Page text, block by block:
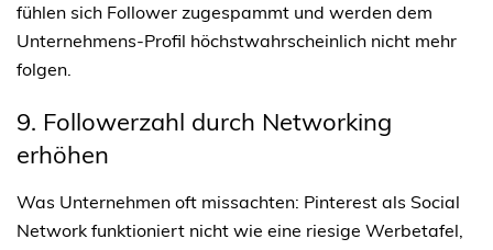
fühlen sich Follower zugespammt und werden dem
Unternehmens-Profil höchstwahrscheinlich nicht mehr
folgen.
9. Followerzahl durch Networking
erhöhen
Was Unternehmen oft missachten: Pinterest als Social
Network funktioniert nicht wie eine riesige Werbetafel,